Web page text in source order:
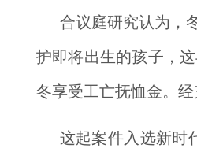
合议庭研究认为，
护即将出生的孩子，
冬享受工亡抚恤金。
这起案件入选新时